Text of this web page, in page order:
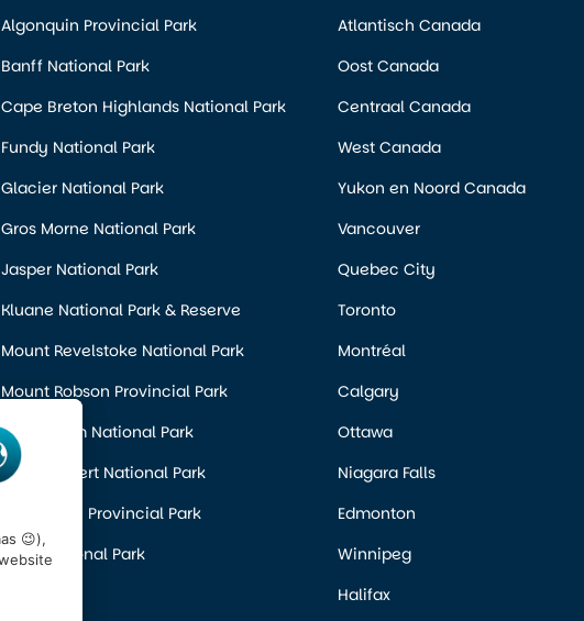
Algonquin Provincial Park
Banff National Park
Cape Breton Highlands National Park
Fundy National Park
Glacier National Park
Gros Morne National Park
Jasper National Park
Kluane National Park & Reserve
Mount Revelstoke National Park
Mount Robson Provincial Park
Pacific Rim National Park
Prince Albert National Park
Wells Gray Provincial Park
Yoho National Park
Atlantisch Canada
Oost Canada
Centraal Canada
West Canada
Yukon en Noord Canada
Vancouver
Quebec City
Toronto
Montréal
Calgary
Ottawa
Niagara Falls
Edmonton
Winnipeg
Halifax